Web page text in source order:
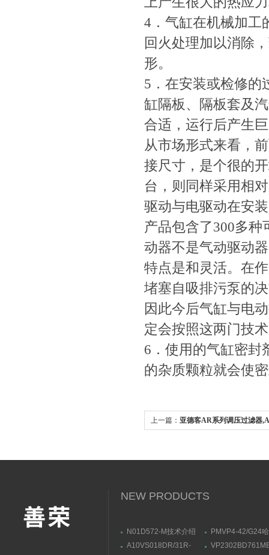
4．气缸在机械加工
回火处理加以消除
形。
5．在安装或检修的过
缸隔板、隔板套及
合适，运行后产生
从市场形式来看
接尺寸，是个很
台，则同样采用
驱动与电驱动在安装
产品包含了300多种
动器不是气动驱动器
特点是和灵活。在
堵塞自吸排污泵的决方
因此今后气缸与电
定会按照这两门技
6．使用的气缸密封剂
的杂质颗粒就会使密
上一篇： 亚德客AR系列调压过滤器
NEW PRODUCTS
N01D572-M技术介绍
087162 EUCHNER限位
PMVP4-42/G24
例限压阀,HAWE
A10VS018DR/31R-